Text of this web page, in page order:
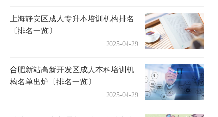
上海静安区成人专升本培训机构排名
〔排名一览〕
2025-04-29
合肥新站高新开发区成人本科培训机
构名单出炉〔排名一览〕
2025-04-29